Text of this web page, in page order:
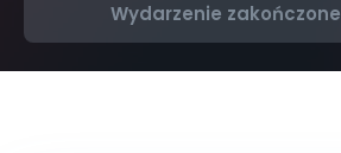
Wydarzenie zakończone